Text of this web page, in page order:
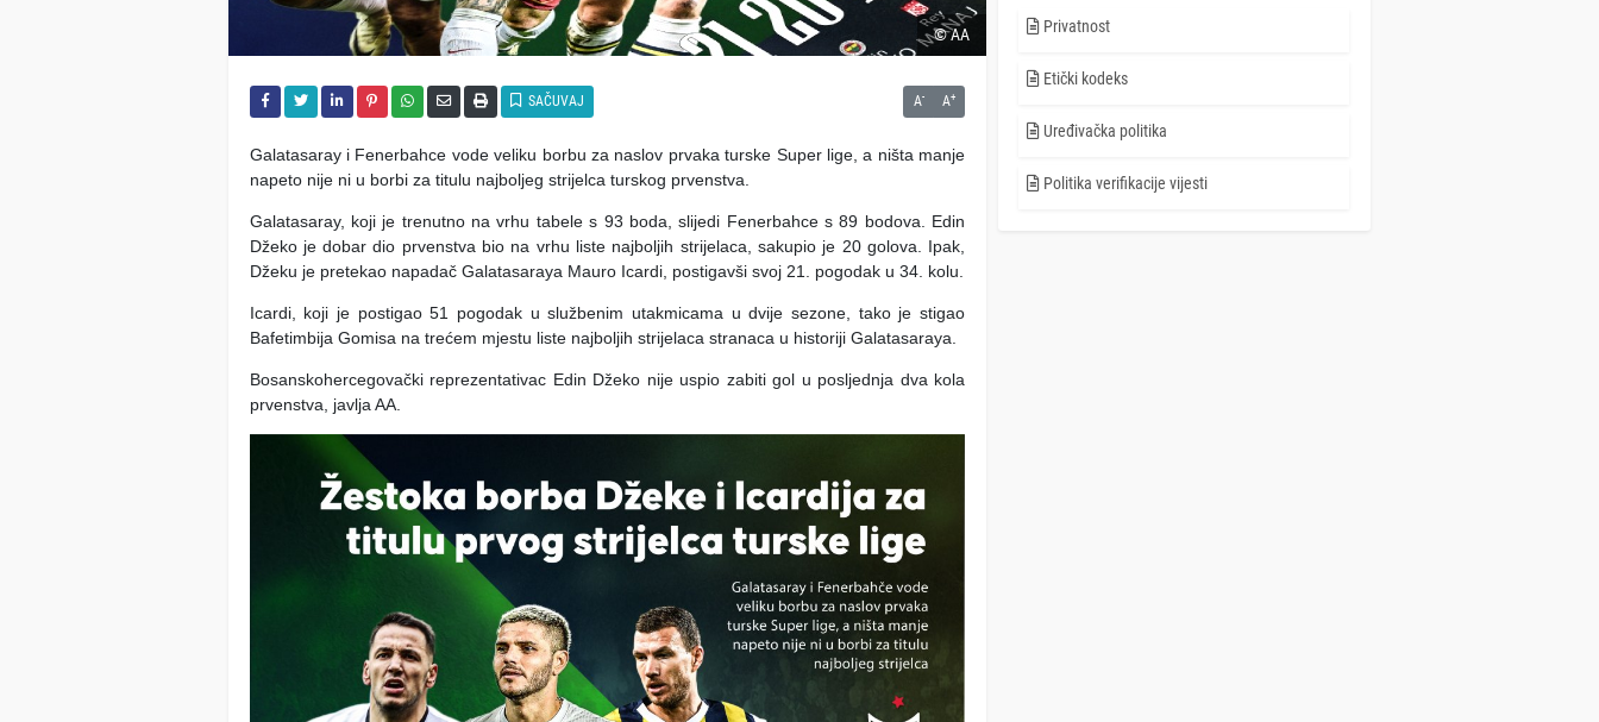
© AA
SAČUVAJ A- A+
Galatasaray i Fenerbahce vode veliku borbu za naslov prvaka turske Super lige, a ništa manje
napeto nije ni u borbi za titulu najboljeg strijelca turskog prvenstva.
Galatasaray, koji je trenutno na vrhu tabele s 93 boda, slijedi Fenerbahce s 89 bodova. Edin
Džeko je dobar dio prvenstva bio na vrhu liste najboljih strijelaca, sakupio je 20 golova. Ipak,
Džeku je pretekao napadač Galatasaraya Mauro Icardi, postigavši svoj 21. pogodak u 34. kolu.
Icardi, koji je postigao 51 pogodak u službenim utakmicama u dvije sezone, tako je stigao
Bafetimbija Gomisa na trećem mjestu liste najboljih strijelaca stranaca u historiji Galatasaraya.
Bosanskohercegovački reprezentativac Edin Džeko nije uspio zabiti gol u posljednja dva kola
prvenstva, javlja AA.
Privatnost
Etički kodeks
Uređivačka politika
Politika verifikacije vijesti